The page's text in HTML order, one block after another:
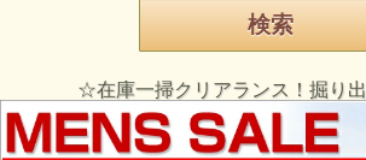
☆在庫一掃クリアランス！掘り出